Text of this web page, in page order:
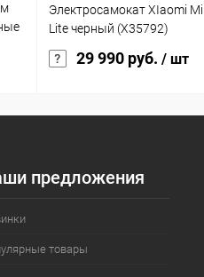
Электросамокат XIaomi
Lite черный (X35792)
29 990 руб. / шт
предложения
товары